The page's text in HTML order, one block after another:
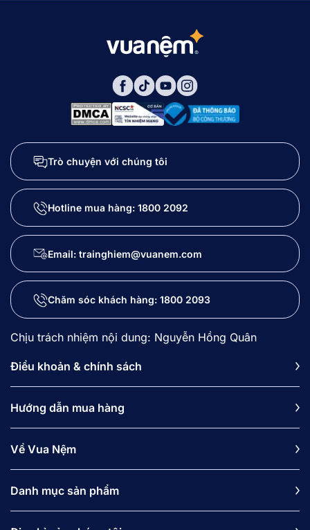
Trò chuyện với chúng tôi
Hotline mua hàng: 1800 2092
Email: trainghiem@vuanem.com
Chăm sóc khách hàng: 1800 2093
Chịu trách nhiệm nội dung: Nguyễn Hồng Quân
Điều khoản & chính sách
Hướng dẫn mua hàng
Về Vua Nệm
Danh mục sản phẩm